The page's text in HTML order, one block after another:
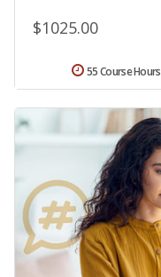
$1025.00
55 Course Hours